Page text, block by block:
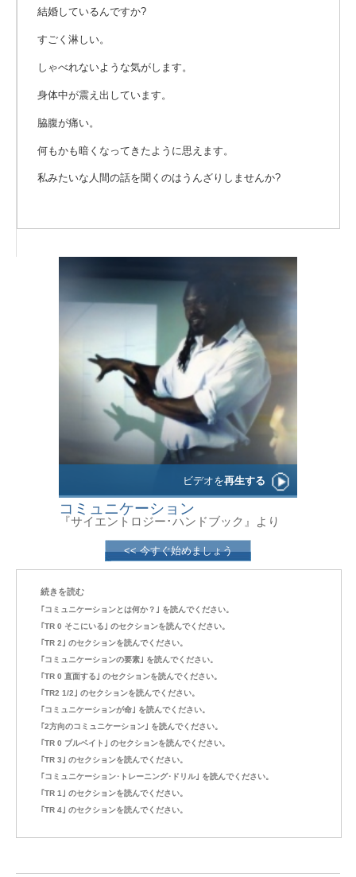
ビデオを再生する
コミュニケーション
『サイエントロジー･ハンドブック』より
<< 今すぐ始めましょう
結婚しているんですか?
すごく淋しい。
しゃべれないような気がします。
身体中が震え出しています。
脇腹が痛い。
何もかも暗くなってきたように思えます。
私みたいな人間の話を聞くのはうんざりしませんか?
続きを読む
｢コミュニケーションとは何か？｣ を読んでください。
｢TR 0 そこにいる｣ のセクションを読んでください。
｢TR 2｣ のセクションを読んでください。
｢コミュニケーションの要素｣ を読んでください。
｢TR 0 直面する｣ のセクションを読んでください。
｢TR2 1/2｣ のセクションを読んでください。
｢コミュニケーションが命｣ を読んでください。
｢2方向のコミュニケーション｣ を読んでください。
｢TR 0 ブルベイト｣ のセクションを読んでください。
｢TR 3｣ のセクションを読んでください。
｢コミュニケーション･トレーニング･ドリル｣ を読んでください。
｢TR 1｣ のセクションを読んでください。
｢TR 4｣ のセクションを読んでください。